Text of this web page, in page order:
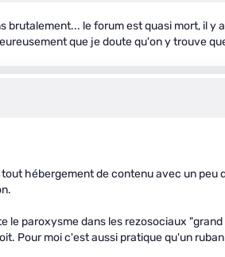
brutalement... le forum est quasi mort, il y
que je doute qu'on y trouve
hébergement de contenu avec un
le paroxysme dans les rezosociaux
Pour moi c'est aussi pratique qu'un